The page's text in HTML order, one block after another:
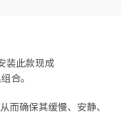
装此款现成
合。
而确保其缓慢、安静、